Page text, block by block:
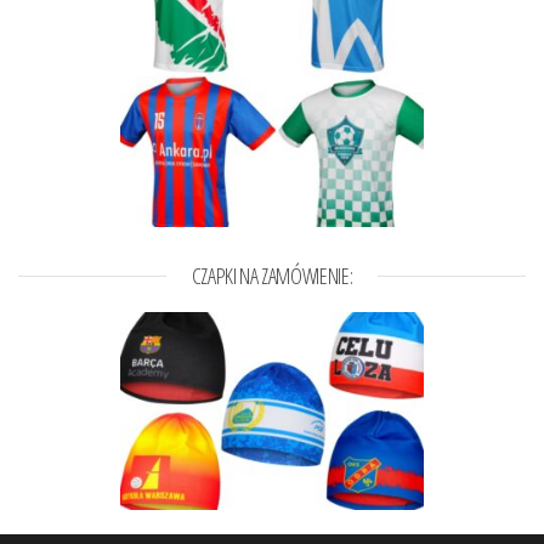
CZAPKI NA ZAMÓWIENIE: